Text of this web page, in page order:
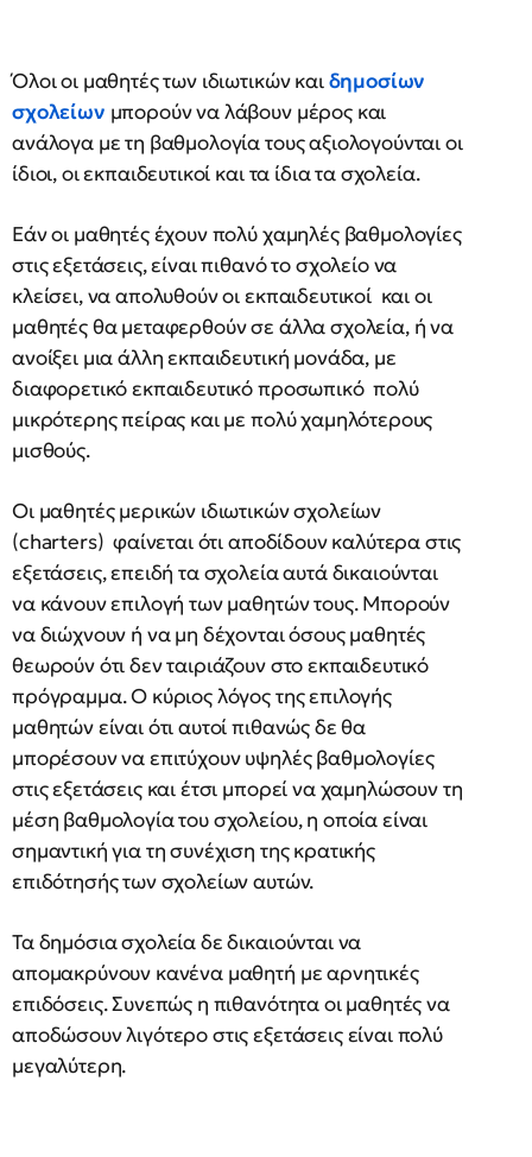
Όλοι οι μαθητές των ιδιωτικών καιδημοσίων
σχολείων μπορούν να λάβουν μέρος και
ανάλογα με τη βαθμολογία τους αξιολογούνται οι
ίδιοι, οι εκπαιδευτικοί και τα ίδια τα σχολεία.
Εάν οι μαθητές έχουν πολύ χαμηλές βαθμολογίες
στις εξετάσεις, είναι πιθανό το σχολείο να
κλείσει, να απολυθούν οι εκπαιδευτικοί και οι
μαθητές θα μεταφερθούν σε άλλα σχολεία, ή να
ανοίξει μια άλλη εκπαιδευτική μονάδα, με
διαφορετικό εκπαιδευτικό προσωπικό πολύ
μικρότερης πείρας και με πολύ χαμηλότερους
μισθούς.
Οι μαθητές μερικών ιδιωτικών σχολείων
(charters) φαίνεται ότι αποδίδουν καλύτερα στις
εξετάσεις, επειδή τα σχολεία αυτά δικαιούνται
να κάνουν επιλογή των μαθητών τους. Μπορούν
να διώχνουν ή να μη δέχονται όσους μαθητές
θεωρούν ότι δεν ταιριάζουν στο εκπαιδευτικό
πρόγραμμα. Ο κύριος λόγος της επιλογής
μαθητών είναι ότι αυτοί πιθανώς δε θα
μπορέσουν να επιτύχουν υψηλές βαθμολογίες
στις εξετάσεις και έτσι μπορεί να χαμηλώσουν τη
μέση βαθμολογία του σχολείου, η οποία είναι
σημαντική για τη συνέχιση της κρατικής
επιδότησής των σχολείων αυτών.
Τα δημόσια σχολεία δε δικαιούνται να
απομακρύνουν κανένα μαθητή με αρνητικές
επιδόσεις. Συνεπώς η πιθανότητα οι μαθητές να
αποδώσουν λιγότερο στις εξετάσεις είναι πολύ
μεγαλύτερη.